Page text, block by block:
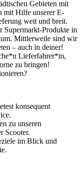
Gebieten mit
mit Hilfe unserer E-
weit und breit.
Supermarkt-Produkte in
Mittlerweile sind wir
– auch in deiner!
Lieferfahrer*in,
zu bringen!
konsequent
zu unseren
Scooter.
im Blick und